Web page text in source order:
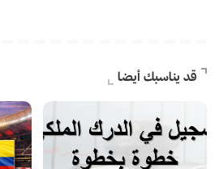
قد يناسبك أيضا